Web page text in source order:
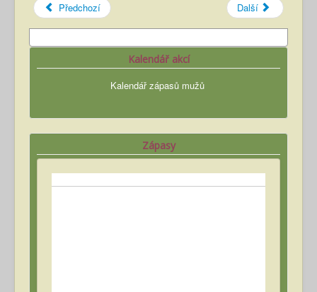
Předchozí Další
Kalendář akcí
Kalendář zápasů mužů
Zápasy